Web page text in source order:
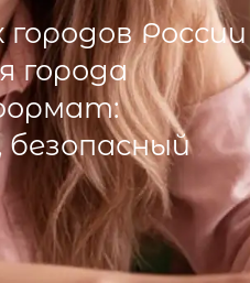
России
города
безопасный